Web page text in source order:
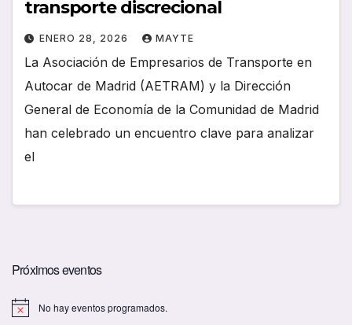
transporte discrecional
ENERO 28, 2026 MAYTE
La Asociación de Empresarios de Transporte en
Autocar de Madrid (AETRAM) y la Dirección
General de Economía de la Comunidad de Madrid
han celebrado un encuentro clave para analizar
el
Próximos eventos
No hay eventos programados.